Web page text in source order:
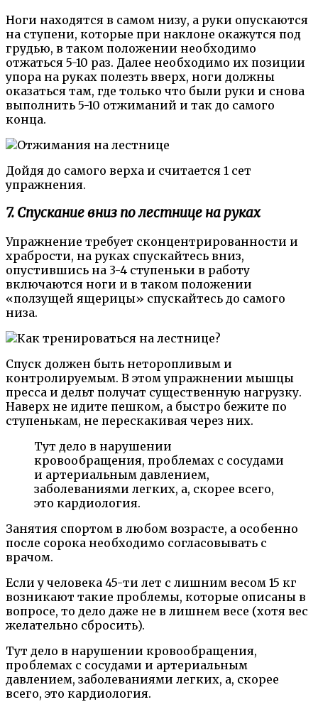
Ноги находятся в самом низу, а руки опускаются
на ступени, которые при наклоне окажутся под
грудью, в таком положении необходимо
отжаться 5-10 раз. Далее необходимо их позиции
упора на руках полезть вверх, ноги должны
оказаться там, где только что были руки и снова
выполнить 5-10 отжиманий и так до самого
конца.
Дойдя до самого верха и считается 1 сет
упражнения.
7. Спускание вниз по лестнице на руках
Упражнение требует сконцентрированности и
храбрости, на руках спускайтесь вниз,
опустившись на 3-4 ступеньки в работу
включаются ноги и в таком положении
«ползущей ящерицы» спускайтесь до самого
низа.
Спуск должен быть неторопливым и
контролируемым. В этом упражнении мышцы
пресса и дельт получат существенную нагрузку.
Наверх не идите пешком, а быстро бежите по
ступенькам, не перескакивая через них.
Тут дело в нарушении
кровообращения, проблемах с сосудами
и артериальным давлением,
заболеваниями легких, а, скорее всего,
это кардиология.
Занятия спортом в любом возрасте, а особенно
после сорока необходимо согласовывать с
врачом.
Если у человека 45-ти лет с лишним весом 15 кг
возникают такие проблемы, которые описаны в
вопросе, то дело даже не в лишнем весе (хотя вес
желательно сбросить).
Тут дело в нарушении кровообращения,
проблемах с сосудами и артериальным
давлением, заболеваниями легких, а, скорее
всего, это кардиология.